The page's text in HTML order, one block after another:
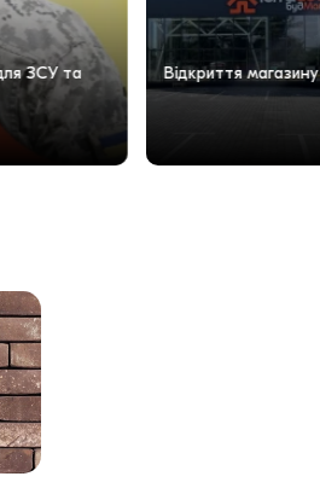
ЗСУ та
Відкриття магазину